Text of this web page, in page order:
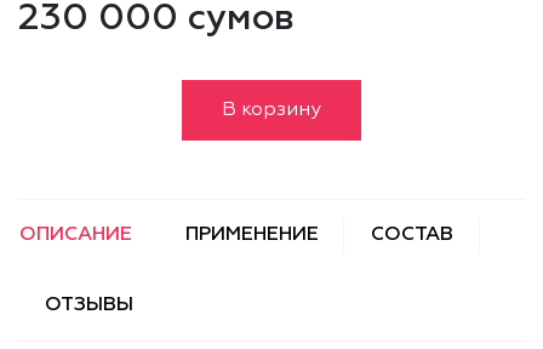
230 000 сумов
В корзину
ОПИСАНИЕ ПРИМЕНЕНИЕ СОСТАВ
ОТЗЫВЫ